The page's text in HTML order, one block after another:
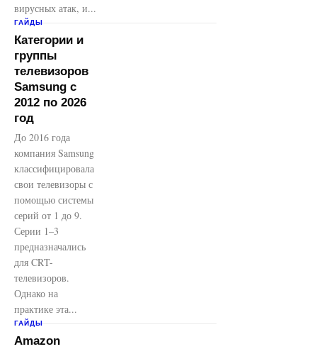
вирусных атак, и...
ГАЙДЫ
Категории и
группы
телевизоров
Samsung с
2012 по 2026
год
До 2016 года
компания Samsung
классифицировала
свои телевизоры с
помощью системы
серий от 1 до 9.
Серии 1–3
предназначались
для CRT-
телевизоров.
Однако на
практике эта...
ГАЙДЫ
Amazon